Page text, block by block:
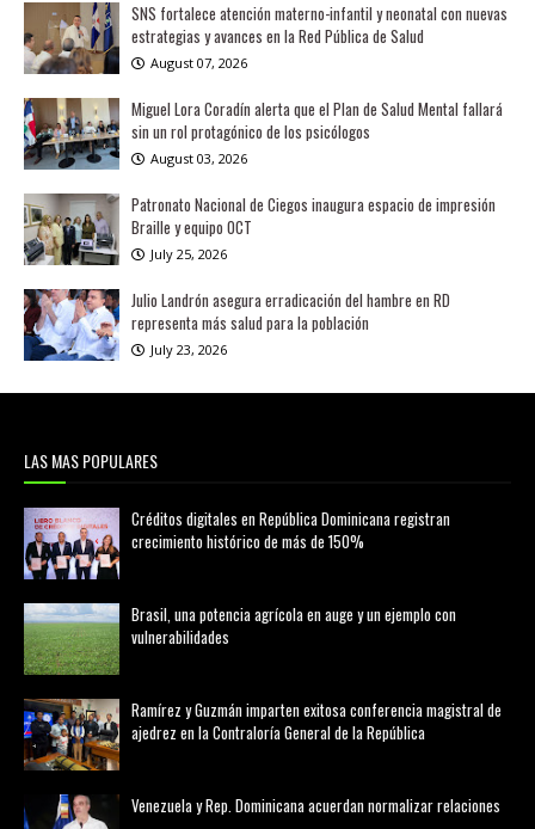
SNS fortalece atención materno-infantil y neonatal con nuevas
estrategias y avances en la Red Pública de Salud
August 07, 2026
Miguel Lora Coradín alerta que el Plan de Salud Mental fallará
sin un rol protagónico de los psicólogos
August 03, 2026
Patronato Nacional de Ciegos inaugura espacio de impresión
Braille y equipo OCT
July 25, 2026
Julio Landrón asegura erradicación del hambre en RD
representa más salud para la población
July 23, 2026
LAS MAS POPULARES
Créditos digitales en República Dominicana registran
crecimiento histórico de más de 150%
Brasil, una potencia agrícola en auge y un ejemplo con
vulnerabilidades
Ramírez y Guzmán imparten exitosa conferencia magistral de
ajedrez en la Contraloría General de la República
Venezuela y Rep. Dominicana acuerdan normalizar relaciones